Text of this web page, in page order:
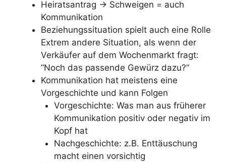
Heiratsantrag -> Schweigen = auch
Kommunikation
Beziehungssituation spielt auch eine Rolle
Extrem andere Situation, als wenn der
Verkäufer auf dem Wochenmarkt fragt:
“Noch das passende Gewürz dazu?”
Kommunikation hat meistens eine
Vorgeschichte und kann Folgen
Vorgeschichte: Was man aus früherer
Kommunikation positiv oder negativ im
Kopf hat
Nachgeschichte: z.B. Enttäuschung
macht einen vorsichtig